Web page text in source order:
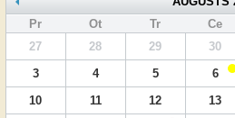
Pr
Ot Tr
Ce
27
28 29
30
3
4 5
6
10
11 12
13